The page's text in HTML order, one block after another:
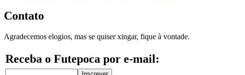
Contato
Agradecemos elogios, mas se quiser xingar, fique à vontade.
Receba o Futepoca por e-mail: